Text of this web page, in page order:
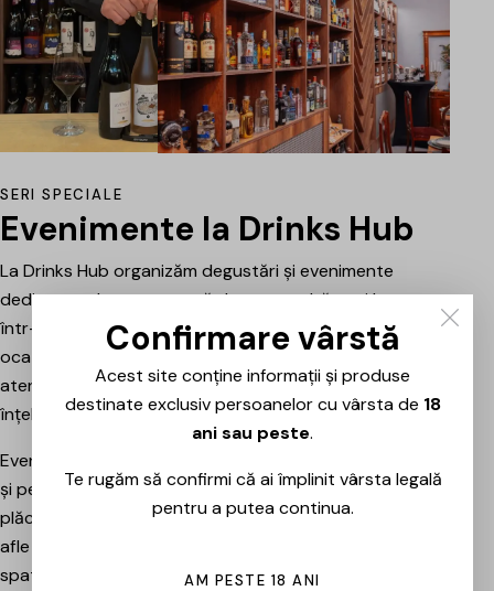
SERI SPECIALE
Evenimente la Drinks Hub
La Drinks Hub organizăm degustări și evenimente
dedicate celor care vor să descopere băuturi bune
într-o atmosferă relaxată. Fiecare întâlnire este o
ocazie de a explora vinuri, spumante sau alte băuturi
atent alese, prezentate și explicate pe scurt pentru a
înțelege mai bine stilul, originea și caracterul fiecăruia.
Evenimentele sunt potrivite atât pentru pasionați, cât
și pentru cei care vor pur și simplu să petreacă o seară
plăcută între prieteni, să descopere băuturi noi și să
afle mai multe despre cramele sau producătorii din
spatele lor.
Confirmare vârstă
Acest site conține informații și produse
destinate exclusiv persoanelor cu vârsta de 18
ani sau peste.
Te rugăm să confirmi că ai împlinit vârsta legală
pentru a putea continua.
AM PESTE 18 ANI